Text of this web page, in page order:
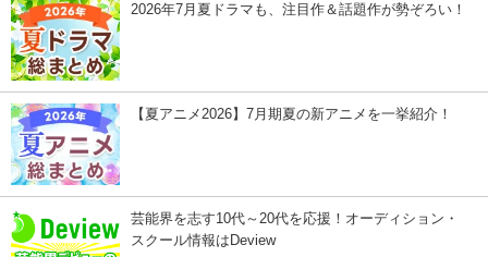
2026年7月夏ドラマも、注目作＆話題作が勢ぞろい！
【夏アニメ2026】7月期夏の新アニメを一挙紹介！
芸能界を志す10代～20代を応援！オーディション・
スクール情報はDeview